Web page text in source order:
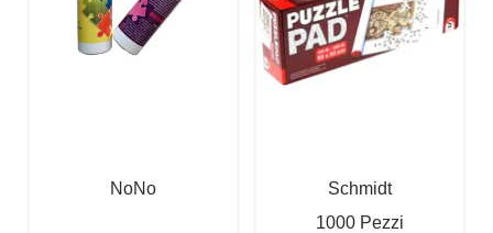
NoNo
Schmidt
1000 Pezzi